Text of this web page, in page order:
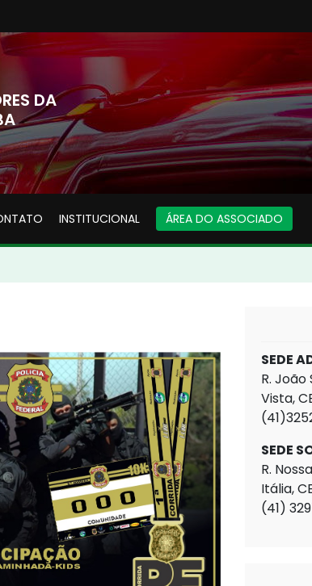
DA
INSTITUCIONAL ÁREA DO ASSOCIADO
SEDE
R.
Vista,
SEDE
R.
Itália,
(41)